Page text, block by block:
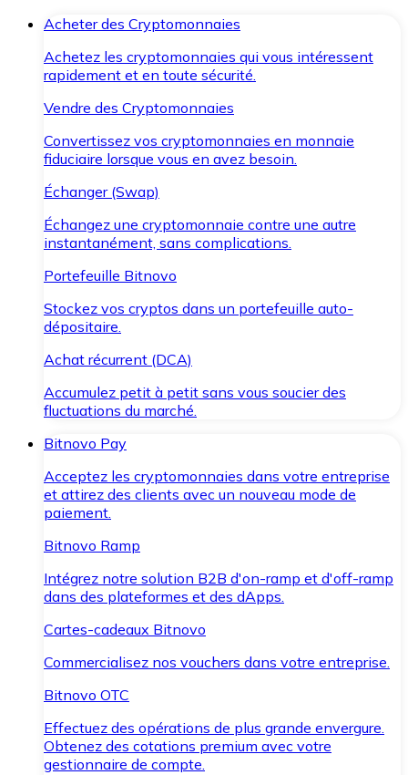
Acheter des Cryptomonnaies
Achetez les cryptomonnaies qui vous intéressent
rapidement et en toute sécurité.
Vendre des Cryptomonnaies
Convertissez vos cryptomonnaies en monnaie
fiduciaire lorsque vous en avez besoin.
Échanger (Swap)
Échangez une cryptomonnaie contre une autre
instantanément, sans complications.
Portefeuille Bitnovo
Stockez vos cryptos dans un portefeuille auto-
dépositaire.
Achat récurrent (DCA)
Accumulez petit à petit sans vous soucier des
fluctuations du marché.
Bitnovo Pay
Acceptez les cryptomonnaies dans votre entreprise
et attirez des clients avec un nouveau mode de
paiement.
Bitnovo Ramp
Intégrez notre solution B2B d'on-ramp et d'off-ramp
dans des plateformes et des dApps.
Cartes-cadeaux Bitnovo
Commercialisez nos vouchers dans votre entreprise.
Bitnovo OTC
Effectuez des opérations de plus grande envergure.
Obtenez des cotations premium avec votre
gestionnaire de compte.